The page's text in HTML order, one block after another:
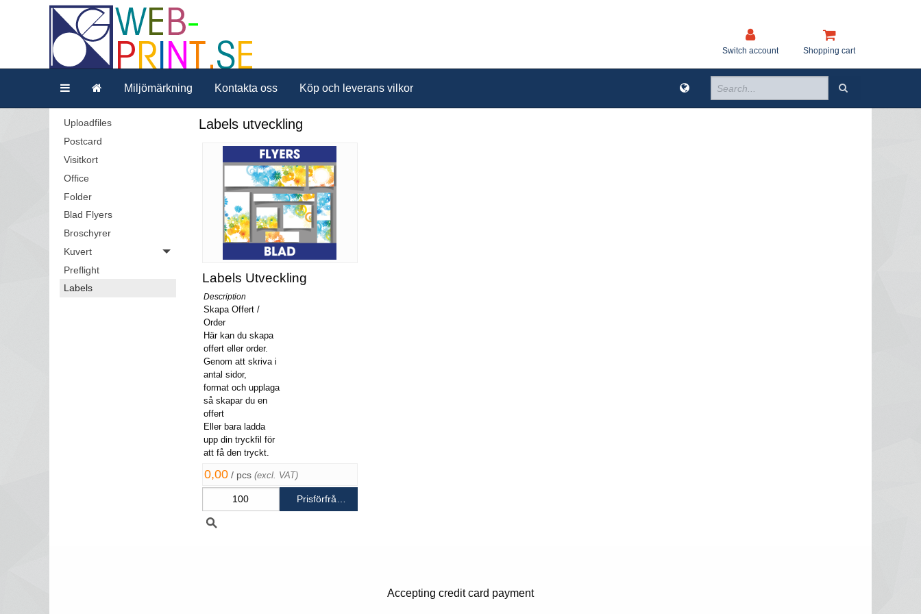
Switch account Shopping cart
Miljömärkning Kontakta oss Köp och leverans vilkor
Uploadfiles
Postcard
Visitkort
Office
Folder
Blad Flyers
Broschyrer
Kuvert
Preflight
Labels
Labels utveckling
Labels Utveckling
Description
Skapa Offert /
Order
Här kan du skapa
offert eller order.
Genom att skriva i
antal sidor,
format och upplaga
så skapar du en
offert
Eller bara ladda
upp din tryckfil för
att få den tryckt.
0,00 / pcs excl. VAT
Prisförfrågan / Order
Accepting credit card payment